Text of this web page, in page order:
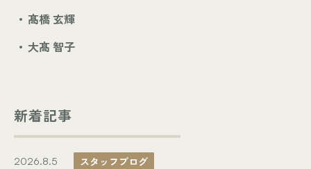
髙橋 玄輝
大髙 智子
新着記事
2026.8.5 スタッフブログ